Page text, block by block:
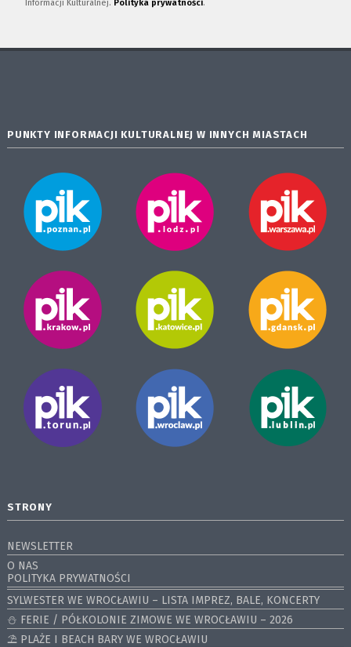
Informacji Kulturalnej. Polityka prywatności.
PUNKTY INFORMACJI KULTURALNEJ W INNYCH MIASTACH
STRONY
NEWSLETTER
O NAS
POLITYKA PRYWATNOŚCI
SYLWESTER WE WROCŁAWIU – LISTA IMPREZ, BALE, KONCERTY
⛄️ FERIE / PÓŁKOLONIE ZIMOWE WE WROCŁAWIU – 2026
⛱️ PLAŻE I BEACH BARY WE WROCŁAWIU